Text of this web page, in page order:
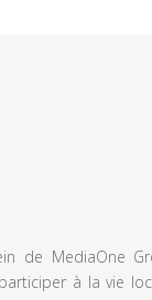
de MediaOne
à la vie